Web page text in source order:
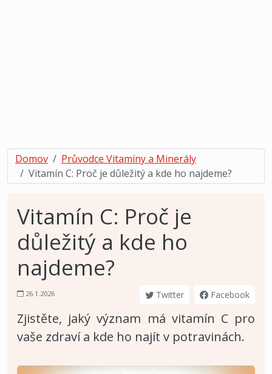
Domov
Průvodce Vitamíny a Minerály
Vitamín C: Proč je důležitý a kde ho najdeme?
Vitamín C: Proč je
důležitý a kde ho
najdeme?
26.1.2026 Twitter Facebook
Zjistěte, jaký význam má vitamín C pro
vaše zdraví a kde ho najít v potravinách.